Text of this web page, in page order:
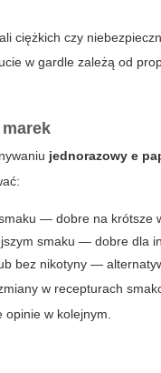
ciężkich czy
w gardle zależą od
jednorazowy e
— dobre na krótsze
smaku — dobre dla
bez nikotyny —
w recepturach
w kolejnym.